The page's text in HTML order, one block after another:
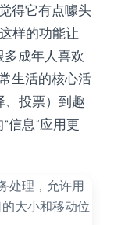
得它有点噱头
样的功能让
多成年人喜欢
生活的核心活
投票）到趣
信息”应用更